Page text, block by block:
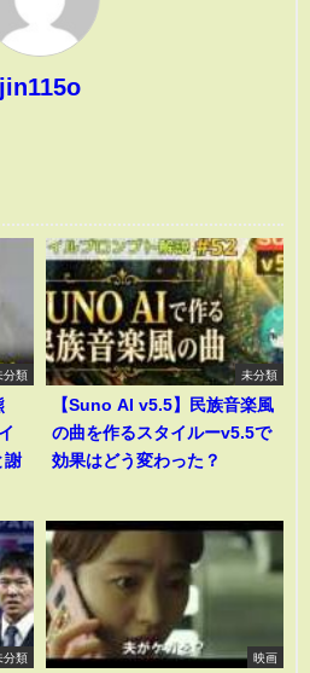
jin115o
分類
謝
未分類
【Suno AI v5.5】民族音楽風
の曲を作るスタイルーv5.5で
効果はどう変わった？
分類 映画